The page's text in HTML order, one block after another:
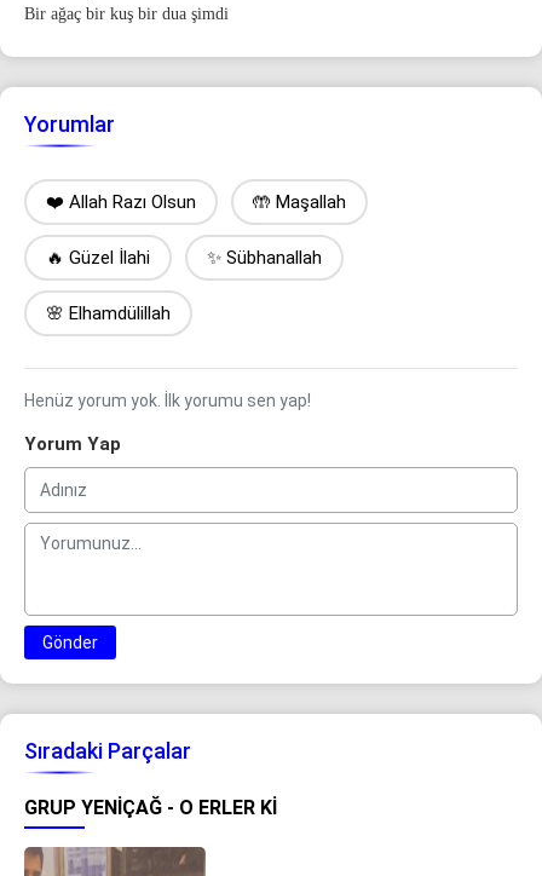
Bir ağaç bir kuş bir dua şimdi
Yorumlar
❤️ Allah Razı Olsun 🤲 Maşallah
🔥 Güzel İlahi ✨ Sübhanallah
🌸 Elhamdülillah
Henüz yorum yok. İlk yorumu sen yap!
Yorum Yap
Gönder
Sıradaki Parçalar
GRUP YENIÇAĞ - O ERLER KI